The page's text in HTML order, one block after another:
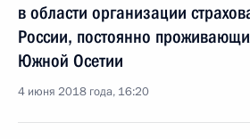
в области организации
России, постоянно
Южной Осетии
4 июня 2018 года, 16:20